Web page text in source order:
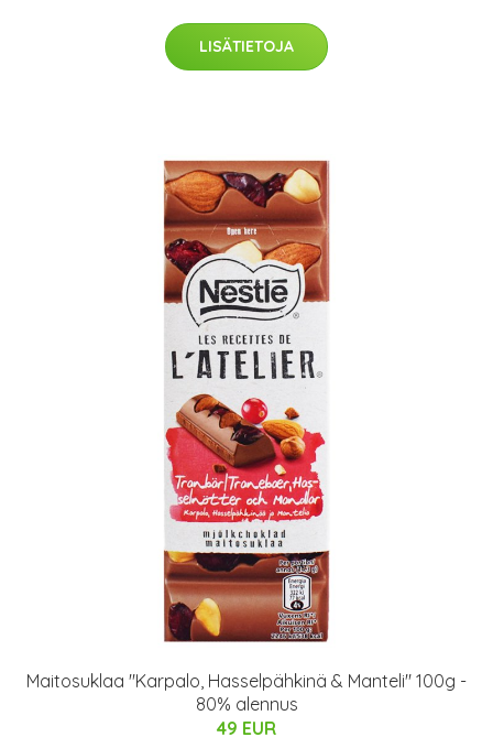
LISÄTIETOJA
Maitosuklaa "Karpalo, Hasselpähkinä & Manteli" 100g -
80% alennus
49 EUR